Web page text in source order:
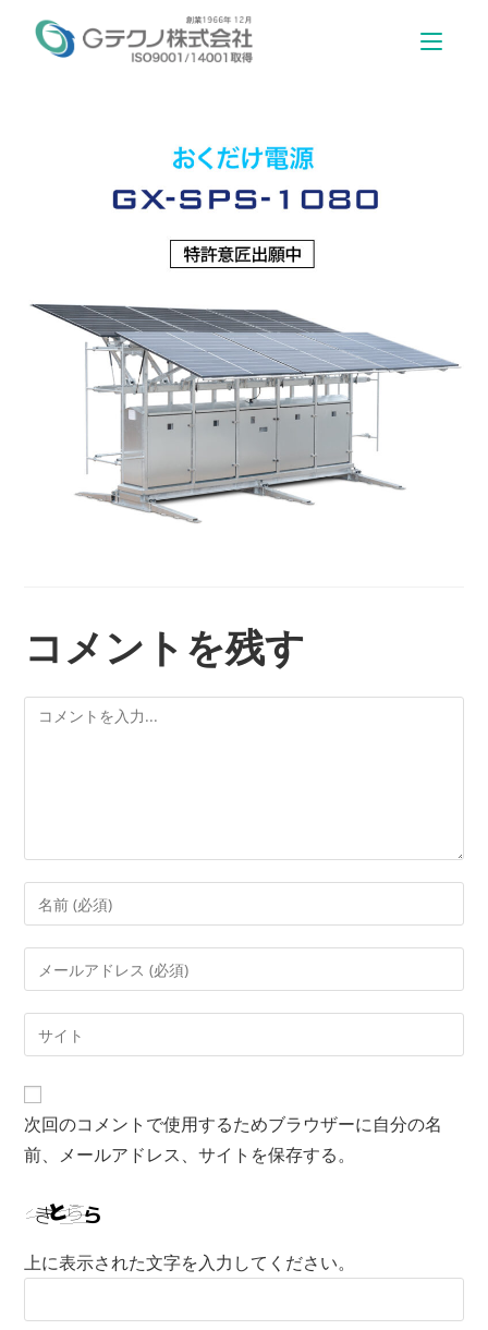
コメントを残す
次回のコメントで使用するためブラウザーに自分の名
前、メールアドレス、サイトを保存する。
上に表示された文字を入力してください。